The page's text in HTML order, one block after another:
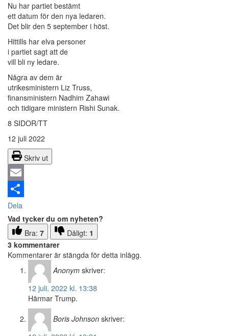
Nu har partiet bestämt
ett datum för den nya ledaren.
Det blir den 5 september i höst.
Hittills har elva personer
i partiet sagt att de
vill bli ny ledare.
Några av dem är
utrikesministern Liz Truss,
finansministern Nadhim Zahawi
och tidigare ministern Rishi Sunak.
8 SIDOR/TT
12 juli 2022
Skriv ut
Email
Dela
Vad tycker du om nyheten?
Bra: 7 Dåligt: 1
3 kommentarer
Kommentarer är stängda för detta inlägg.
Anonym skriver:
12 juli, 2022 kl. 13:38
Härmar Trump.
Boris Johnson skriver: